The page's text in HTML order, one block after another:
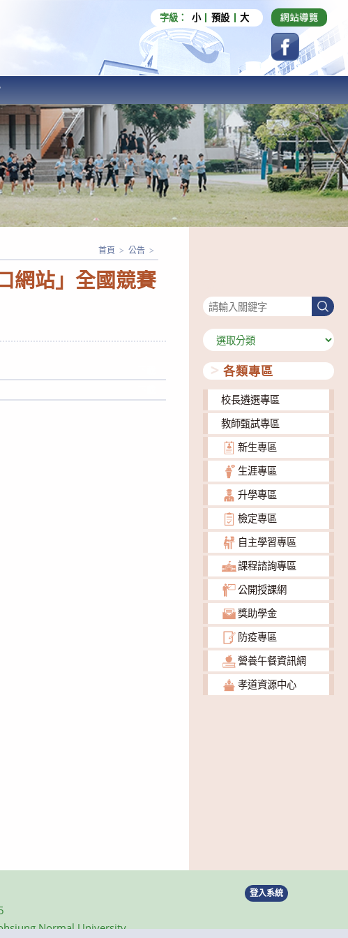
字級： 小 預設 大
網站」全國競賽
首頁 > 公告 >
搜
尋
分
類
各類專區
校長遴選專區
教師甄試專區
新生專區
生涯專區
升學專區
檢定專區
自主學習專區
課程諮詢專區
公開授課網
獎助學金
防疫專區
營養午餐資訊網
孝道資源中心
Normal University
登入系統